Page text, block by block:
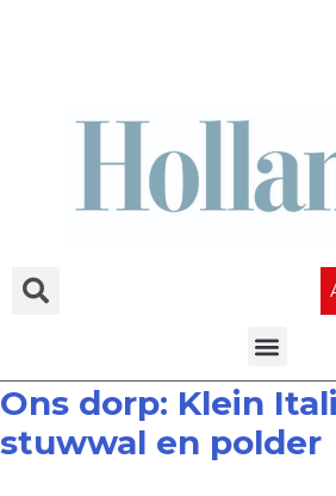
Ons dorp: Klein
stuwwal en polder